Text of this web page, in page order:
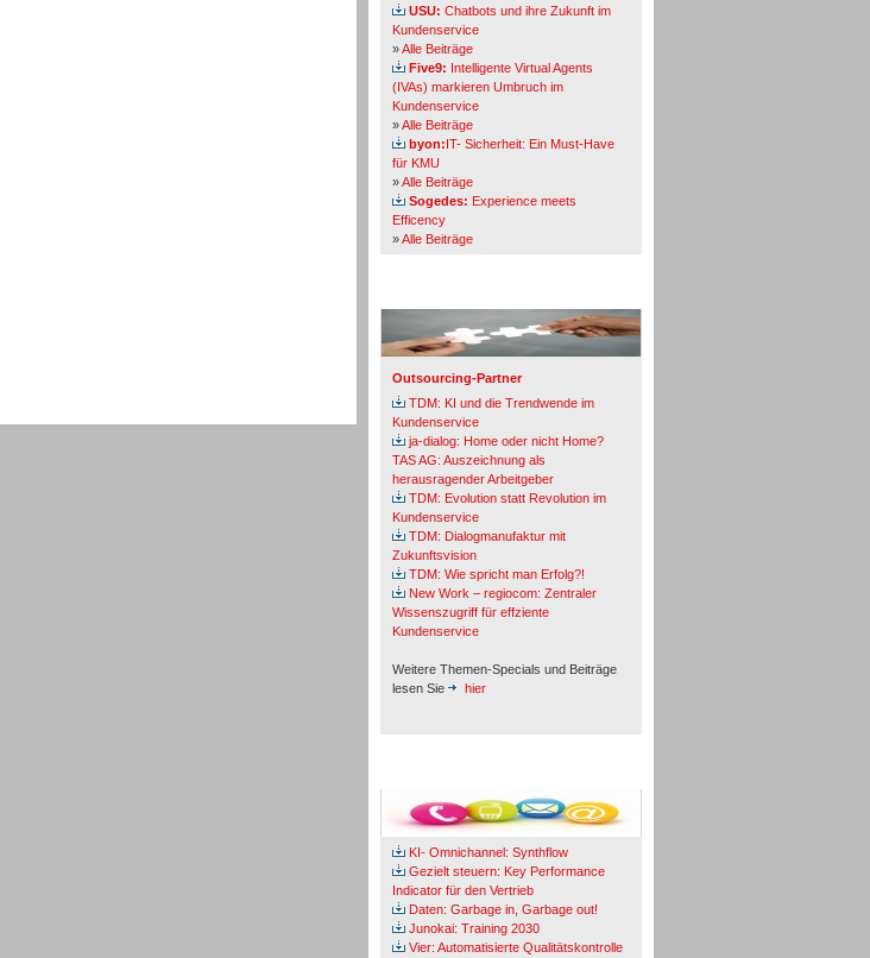
USU: Chatbots und ihre Zukunft im
Kundenservice
»Alle Beiträge
Five9: Intelligente Virtual Agents
(IVAs) markieren Umbruch im
Kundenservice
»Alle Beiträge
byon:IT- Sicherheit: Ein Must-Have
für KMU
»Alle Beiträge
Sogedes: Experience meets
Efficency
»Alle Beiträge
Outsourcing-Partner
TDM: KI und die Trendwende im
Kundenservice
ja-dialog: Home oder nicht Home?
TAS AG: Auszeichnung als
herausragender Arbeitgeber
TDM: Evolution statt Revolution im
Kundenservice
TDM: Dialogmanufaktur mit
Zukunftsvision
TDM: Wie spricht man Erfolg?!
New Work – regiocom: Zentraler
Wissenszugriff für effziente
Kundenservice
Weitere Themen-Specials und Beiträge
lesen Sie
hier
KI- Omnichannel: Synthflow
Gezielt steuern: Key Performance
Indicator für den Vertrieb
Daten: Garbage in, Garbage out!
Junokai: Training 2030
Vier: Automatisierte Qualitätskontrolle